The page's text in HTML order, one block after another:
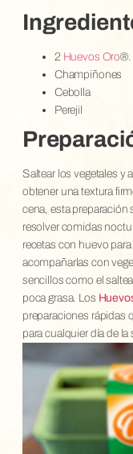
2 Huevos Oro®.
Champiñones
Cebolla
Perejil
Saltear los vegetales y
obtener una textura
cena, esta preparación
resolver comidas
recetas con huevo
acompañarlas con
sencillos como el
poca grasa. Los
preparaciones rápidas
para cualquier día de la